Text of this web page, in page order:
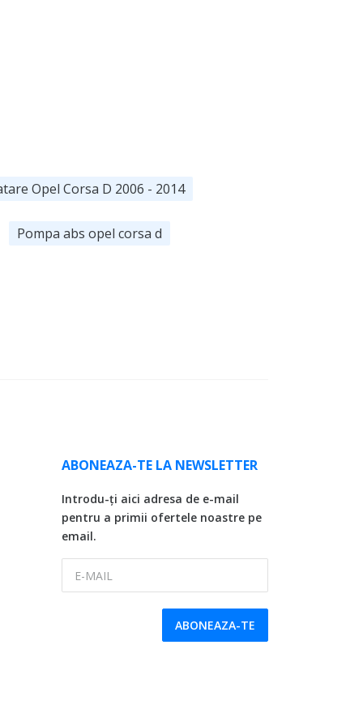
Opel Corsa D 2006 - 2014
Pompa abs opel corsa d
ABONEAZA-TE LA NEWSLETTER
Introdu-ți aici adresa de e-mail
pentru a primii ofertele noastre pe
email.
ABONEAZA-TE